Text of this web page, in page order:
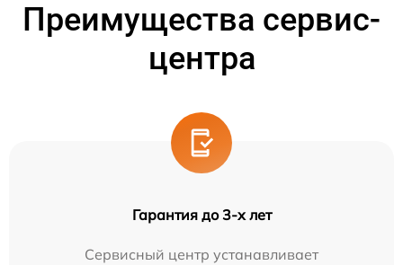
Преимущества сервис-
центра
Гарантия до 3-х лет
Сервисный центр устанавливает